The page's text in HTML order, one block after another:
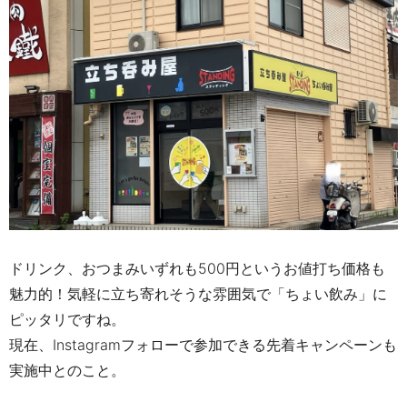
ドリンク、おつまみいずれも500円というお値打ち価格も
魅力的！気軽に立ち寄れそうな雰囲気で「ちょい飲み」に
ピッタリですね。
現在、Instagramフォローで参加できる先着キャンペーンも
実施中とのこと。